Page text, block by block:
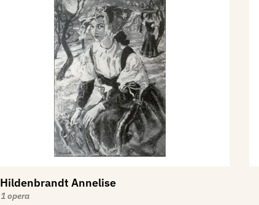
Hildenbrandt Annelise
1 opera